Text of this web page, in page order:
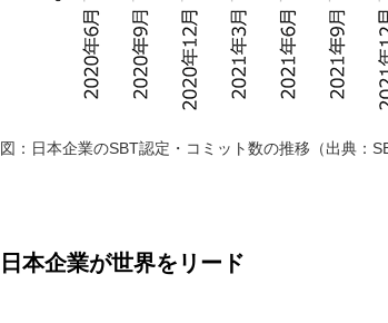
図：日本企業のSBT認定・コミット数の推移（出典：
日本企業が世界をリード